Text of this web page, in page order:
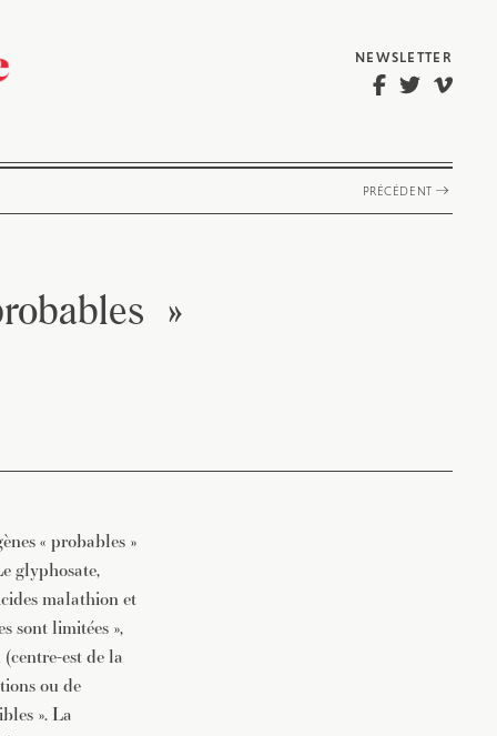
NEWSLETTER
PRÉCÉDENT
»
« probables »
glyphosate,
malathion et
sont limitées »,
est de la
ou de
». La
une